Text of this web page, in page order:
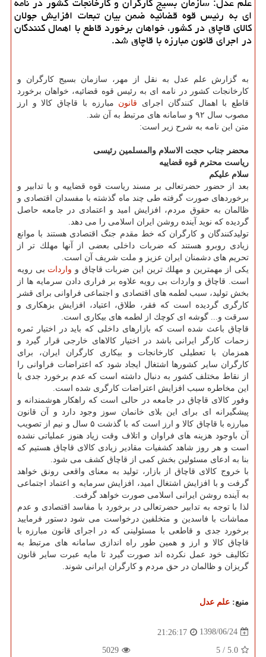
ای به رئیس قوه قضائیه ضمن بیان تبعات افزایش جولان
كالای قاچاق در كشور، خواهان برخورد قاطع با اهمال كنندگان
در اجرای قانون مبارزه با قاچاق شد.
به گزارش علم عدل به نقل از مهر، سازمان بسیج كارگران و
كارخانجات كشور در نامه ای به رئیس قوه قضائیه، خواهان برخورد
قاطع با اهمال كنندگان اجرای قانون مبارزه با قاچاق كالا و ارز
مصوب سال ۹۲ و سامانه های مرتبط به آن شد.
متن این نامه به شرح زیر است:
محضر جناب حجت الاسلام والمسلمین رئیسی
ریاست محترم قوه قضاییه
سلام علیكم
بعد از حضور حضرتعالی بر مسند ریاست قوه قضاییه و با تدابیر و
برخوردهای صورت گرفته طی چند ماه گذشته با مفسدان اقتصادی و
ظالمان به حقوق مردم، افزایش امید و اعتمادی در جامعه حاصل
گردیده كه نوید آینده روشن ایران اسلامی را می دهد.
تولیدكنندگان و كارگران كه خط مقدم جنگ اقتصادی هستند با موانع
زیادی روبرو هستند كه ضربات داخلی بعضی از آنها مهلك تر از
تحریم های دشمنان ایران عزیز و ملت شریف آن است.
یكی از مهمترین و مهلك ترین این ضربات قاچاق و واردات بی رویه
است. قاچاق و واردات بی رویه علاوه بر فراری دادن سرمایه ها از
بخش تولید، سبب لطمه های اقتصادی و اجتماعی فراوانی برای قشر
كارگری گردیده است كه فقر، طلاق، اعتیاد، افزایش بزهكاری و
سرقت و... گوشه ای كوچك از لطمه های بیكاری است.
قاچاق باعث شده است كه بازارهای داخلی كه باید در اختیار ثمره
زحمات كارگر ایرانی باشد در اختیار كالاهای خارجی قرار گیرد و
همزمان با تعطیلی كارخانجات و بیكاری كارگران ایران، برای
كارگران سایر كشورها اشتغال ایجاد شود كه اعتراضات فراوانی را
از نقاط مختلف كشور به دنبال داشته است كه عدم برخورد جدی با
این مخاطره سبب افزایش اعتراضات كارگری شده است.
وفور كالای قاچاق در جامعه در حالی است كه راهكار هوشمندانه و
پیشگیرانه ای برای این بلای خانمان سوز وجود دارد و آن قانون
مبارزه با قاچاق كالا و ارز است كه با گذشت ۵ سال و نیم از تصویب
آن باوجود هزینه های فراوان و اتلاف وقت زیاد هنوز عملیاتی نشده
است و هر روز شاهد كشفیات مقادیر زیادی كالای قاچاق هستیم كه
بنا به ادعای مسئولین بخش كمی از قاچاق كشف می شود.
با خروج كالای قاچاق از بازار، تولید به معنای واقعی رونق خواهد
گرفت و با افزایش اشتغال امید، افزایش سرمایه و اعتماد اجتماعی
به آینده روشن ایرانی اسلامی صورت خواهد گرفت.
لذا با توجه به تدابیر حضرتعالی در برخورد با مفاسد اقتصادی و عدم
مماشات با فاسدین و متخلفین درخواست می شود دستور فرمایید
برخورد جدی و قاطعی با مسئولینی كه در اجرای قانون مبارزه با
قاچاق كالا و ارز و همین طور راه اندازی سامانه های مرتبط به
تكالیف خود عمل نكرده اند صورت گیرد تا مایه عبرت سایر قانون
گریزان و ظالمان در حق مردم و كارگران ایرانی شوند.
منبع: علم عدل
1398/06/24
21:26:17
5.0
/
5
5029